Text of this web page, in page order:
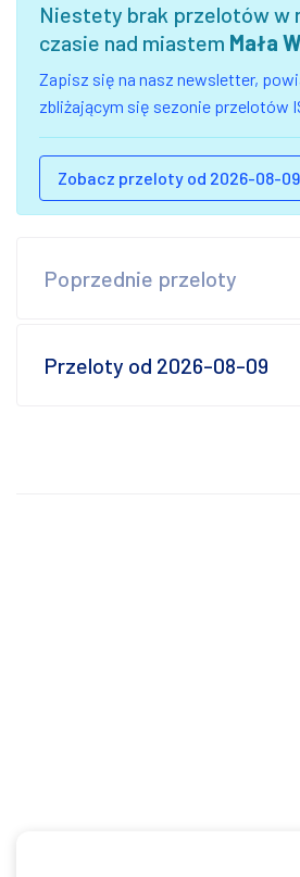
Niestety brak przelotów w
czasie nad miastem Mała
Zapisz się na nasz newsletter,
zbliżającym się sezonie przelotów
Zobacz przeloty od 2026-08-09
Poprzednie przeloty
Przeloty od 2026-08-09